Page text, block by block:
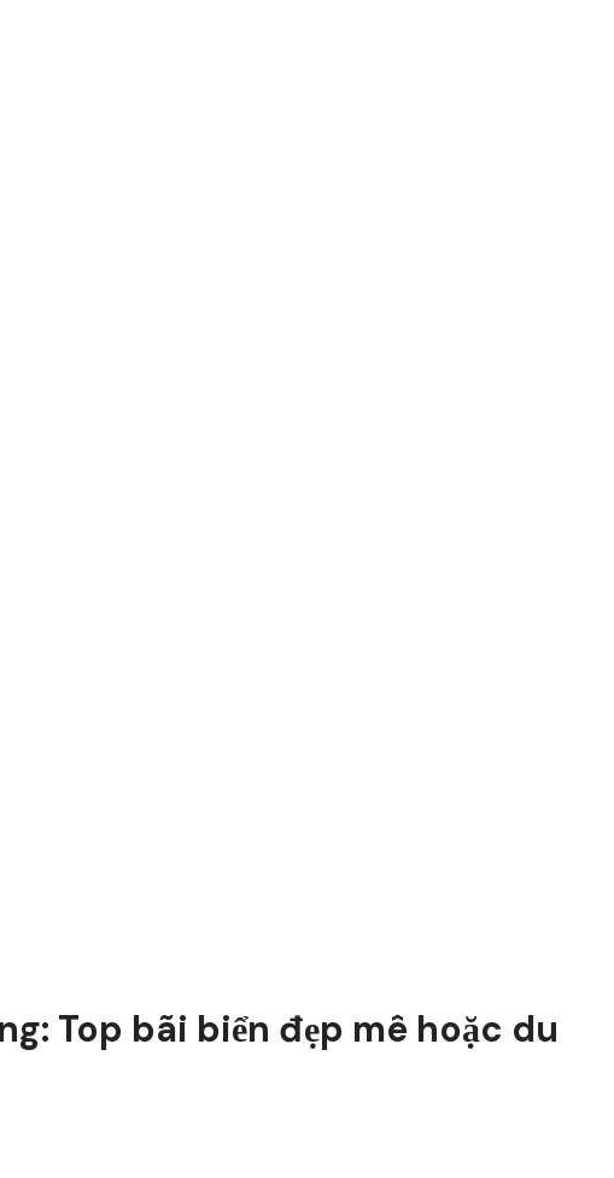
Top bãi biển đẹp mê hoặc du